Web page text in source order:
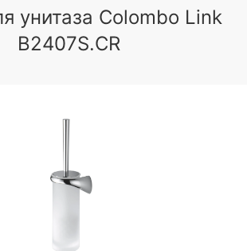
унитаза Colombo Link
B2407S.CR